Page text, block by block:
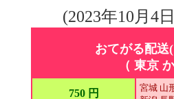
(2023年10月4
おてがる配
（ 東京
750 円
宮城 山